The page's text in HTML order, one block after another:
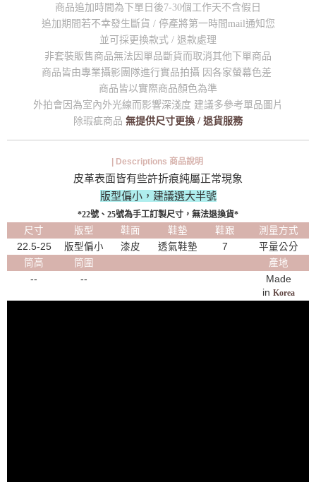
商品追加時間為下單日後7-30個工作天不含假日
追加期間若不幸發生斷貨 / 停產將第一時間mail通知您
並可採更換款式 / 退款處理
非套裝販售商品無法因單品斷貨而取消其他下單商品
商品皆由專業攝影團隊進行實品拍攝 因各家螢幕色差
商品皆以實際商品顏色為準
外拍會因為室內外光線而影響深淺度 建議多參考單品圖片
除瑕疵商品 無提供尺寸更換 / 退貨服務
| Descriptions 商品說明
皮革表面皆有些許折痕純屬正常現象
版型偏小，建議選大半號
*22號、25號為手工訂製尺寸，無法退換貨*
尺寸 版型 鞋面 鞋墊 鞋跟
測量方式
22.5-25
版型偏小 漆皮 透氣鞋墊 7
平量公分
筒高
筒圍
產地
--
--
Made
in Korea